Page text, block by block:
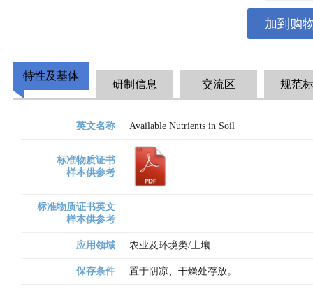
加到购
特性及基体
研制信息 交流区 规范
英文名称 Available Nutrients in Soil
标准物质证书
样本供参考
标准物质证书英文
样本供参考
应用领域 农业及环境类/土壤
保存条件 置于阴凉、干燥处存放。